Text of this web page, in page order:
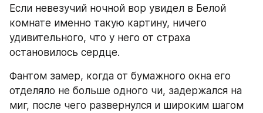
Если невезучий ночной вор увидел в Белой
комнате именно такую картину, ничего
удивительного, что у него от страха
остановилось сердце.
Фантом замер, когда от бумажного окна его
отделяло не больше одного чи, задержался на
миг, после чего развернулся и широким шагом